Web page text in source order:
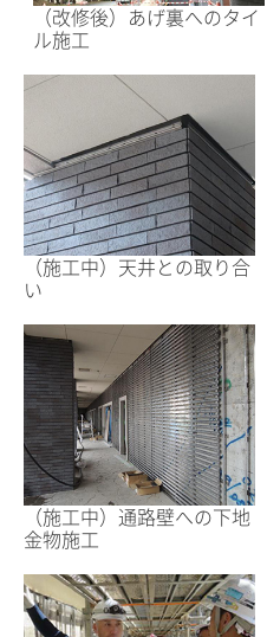
（改修後）あげ裏へのタイ
ル施工
（施工中）天井との取り合
い
（施工中）通路壁への下地
金物施工